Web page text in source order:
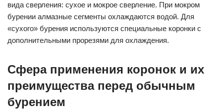
вида сверления: сухое и мокрое сверление. При мокром
бурении алмазные сегменты охлаждаются водой. Для
«сухого» бурения используются специальные коронки с
дополнительными прорезями для охлаждения.
Сфера применения коронок и их
преимущества перед обычным
бурением